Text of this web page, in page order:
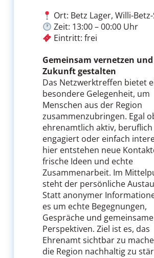
Ort: Betz Lager, Willi-
Zeit: 13:00 – 00:00 Uhr
Eintritt: frei
Gemeinsam vernetzen und
Zukunft gestalten
Das Netzwerktreffen bietet
besondere Gelegenheit, um
Menschen aus der Region
zusammenzubringen. Egal
ehrenamtlich aktiv, beruflich
engagiert oder einfach
hier entstehen neue
frische Ideen und echte
Zusammenarbeit. Im
steht der persönliche
Statt anonymer
es um echte Begegnungen,
Gespräche und gemeinsame
Perspektiven. Ziel ist es, das
Ehrenamt sichtbar zu
die Region nachhaltig zu